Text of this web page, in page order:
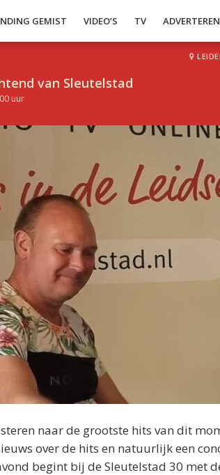
GEMIST VIDEO’S TV ADVERTEREN
van Sleutelstad
uur
naar de grootste hits van dit
over de hits en natuurlijk een
begint bij de Sleutelstad 30 met